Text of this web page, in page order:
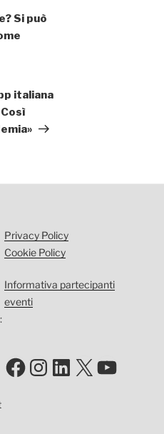
Si può
italiana
Privacy Policy
Cookie Policy
Informativa partecipanti
eventi
Facebook
Instagram
LinkedIn
X